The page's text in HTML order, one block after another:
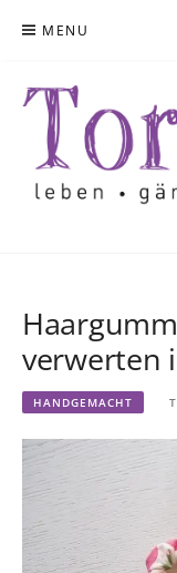
MENU
verwerten
HANDGEMACHT